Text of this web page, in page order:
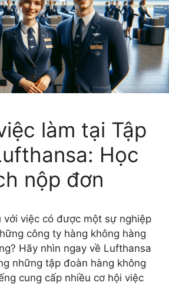
làm tại Tập
Học
nộp đơn
với việc có được một sự nghiệp
công ty hàng không hàng
Hãy nhìn ngay về Lufthansa
những tập đoàn hàng không
cung cấp nhiều cơ hội việc